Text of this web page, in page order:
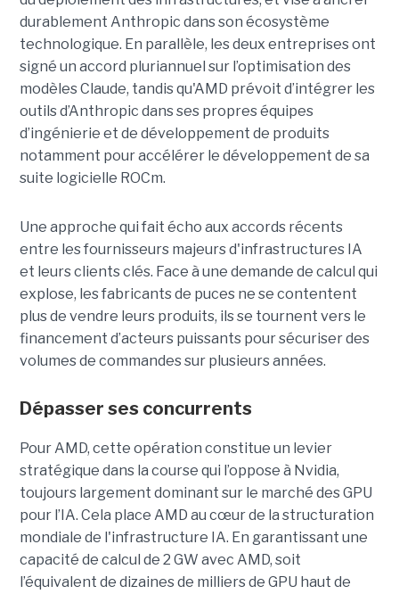
durablement Anthropic dans son écosystème
technologique. En parallèle, les deux entreprises ont
signé un accord pluriannuel sur l’optimisation des
modèles Claude, tandis qu'AMD prévoit d’intégrer les
outils d’Anthropic dans ses propres équipes
d’ingénierie et de développement de produits
notamment pour accélérer le développement de sa
suite logicielle ROCm.
Une approche qui fait écho aux accords récents
entre les fournisseurs majeurs d'infrastructures IA
et leurs clients clés. Face à une demande de calcul qui
explose, les fabricants de puces ne se contentent
plus de vendre leurs produits, ils se tournent vers le
financement d’acteurs puissants pour sécuriser des
volumes de commandes sur plusieurs années.
Dépasser ses concurrents
Pour AMD, cette opération constitue un levier
stratégique dans la course qui l’oppose à Nvidia,
toujours largement dominant sur le marché des GPU
pour l’IA. Cela place AMD au cœur de la structuration
mondiale de l'infrastructure IA. En garantissant une
capacité de calcul de 2 GW avec AMD, soit
l’équivalent de dizaines de milliers de GPU haut de